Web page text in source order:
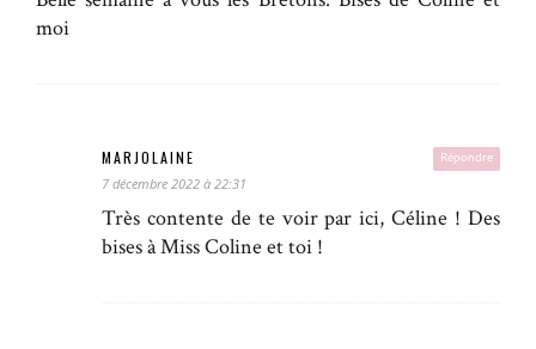
moi
Répondre
MARJOLAINE
7 décembre 2022 à 22:31
Très contente de te voir par ici, Céline ! Des
bises à Miss Coline et toi !